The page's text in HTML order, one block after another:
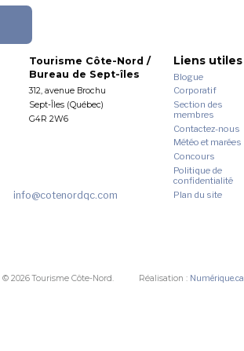
Tourisme Côte-Nord /
Bureau de Sept-îles
312, avenue Brochu
Sept-Îles (Québec)
G4R 2W6
Liens utiles
Blogue
Corporatif
Section des
membres
Contactez-nous
Météo et marées
Concours
Politique de
confidentialité
Plan du site
info@cotenordqc.com
© 2026 Tourisme Côte-Nord. Réalisation : Numérique.ca